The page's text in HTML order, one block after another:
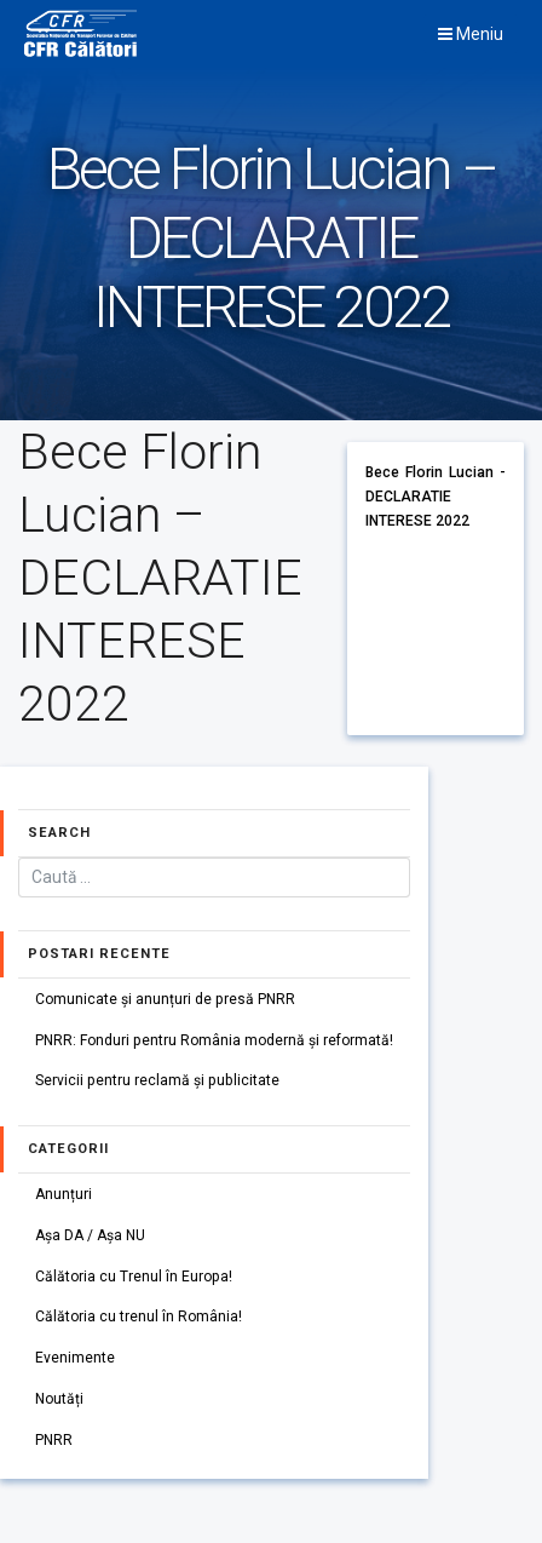
content
Meniu
Bece Florin Lucian –
DECLARATIE
INTERESE 2022
Bece Florin
Lucian –
DECLARATIE
INTERESE
2022
Bece Florin Lucian -
DECLARATIE
INTERESE 2022
SEARCH
POSTARI RECENTE
Comunicate și anunțuri de presă PNRR
PNRR: Fonduri pentru România modernă și reformată!
Servicii pentru reclamă și publicitate
CATEGORII
Anunțuri
Așa DA / Așa NU
Călătoria cu Trenul în Europa!
Călătoria cu trenul în România!
Evenimente
Noutăți
PNRR